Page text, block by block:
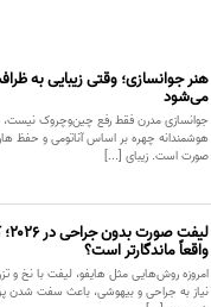
هنر جوانسازی؛ وقتی زیبایی به
می‌شود
جوانسازی مدرن فقط رفع چین‌وچروک نیست،
هوشمندانه چهره بر اساس آناتومی و حفظ
صورت است. زیبای [...]
واقعاً ماندگارتر است؟
امروزه روش‌هایی مثل هایفو، لیفت با نخ و
نیاز به جراحی و بیهوشی، باعث سفت شدن